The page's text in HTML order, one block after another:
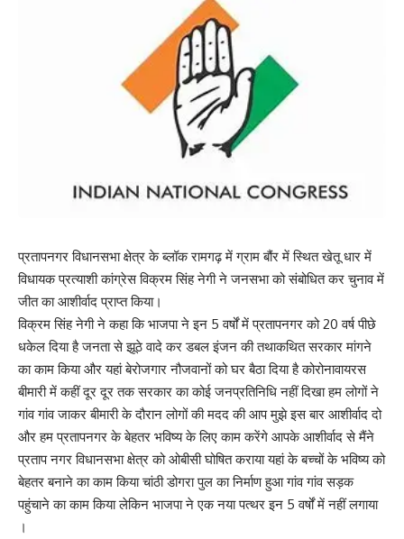
प्रतापनगर विधानसभा क्षेत्र के ब्लॉक रामगढ़ में ग्राम बौंर में स्थित खेतू धार में
विधायक प्रत्याशी कांग्रेस विक्रम सिंह नेगी ने जनसभा को संबोधित कर चुनाव में
जीत का आशीर्वाद प्राप्त किया।
विक्रम सिंह नेगी ने कहा कि भाजपा ने इन 5 वर्षों में प्रतापनगर को 20 वर्ष पीछे
धकेल दिया है जनता से झूठे वादे कर डबल इंजन की तथाकथित सरकार मांगने
का काम किया और यहां बेरोजगार नौजवानों को घर बैठा दिया है कोरोनावायरस
बीमारी में कहीं दूर दूर तक सरकार का कोई जनप्रतिनिधि नहीं दिखा हम लोगों ने
गांव गांव जाकर बीमारी के दौरान लोगों की मदद की आप मुझे इस बार आशीर्वाद दो
और हम प्रतापनगर के बेहतर भविष्य के लिए काम करेंगे आपके आशीर्वाद से मैंने
प्रताप नगर विधानसभा क्षेत्र को ओबीसी घोषित कराया यहां के बच्चों के भविष्य को
बेहतर बनाने का काम किया चांठी डोगरा पुल का निर्माण हुआ गांव गांव सड़क
पहुंचाने का काम किया लेकिन भाजपा ने एक नया पत्थर इन 5 वर्षों में नहीं लगाया
।